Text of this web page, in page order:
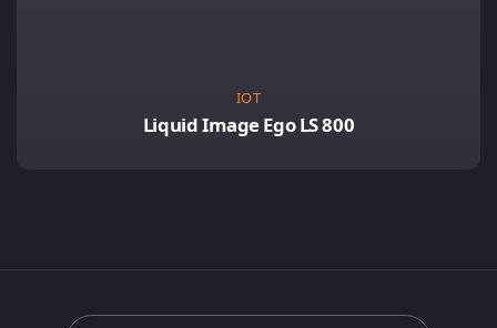
IOT
Liquid Image Ego LS 800